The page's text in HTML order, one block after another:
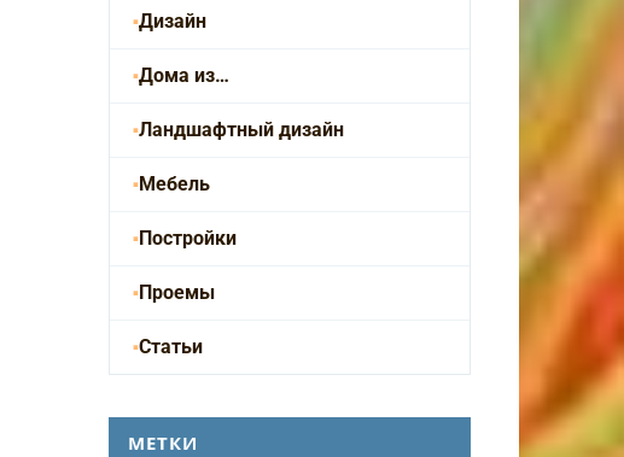
Дизайн
Дома из…
Ландшафтный дизайн
Мебель
Постройки
Проемы
Статьи
МЕТКИ